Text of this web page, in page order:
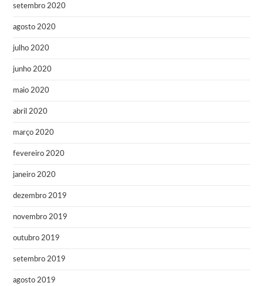
setembro 2020
agosto 2020
julho 2020
junho 2020
maio 2020
abril 2020
março 2020
fevereiro 2020
janeiro 2020
dezembro 2019
novembro 2019
outubro 2019
setembro 2019
agosto 2019